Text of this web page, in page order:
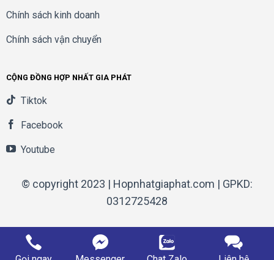
Chính sách kinh doanh
Chính sách vận chuyển
CỘNG ĐỒNG HỢP NHẤT GIA PHÁT
Tiktok
Facebook
Youtube
© copyright 2023 | Hopnhatgiaphat.com | GPKD:
0312725428